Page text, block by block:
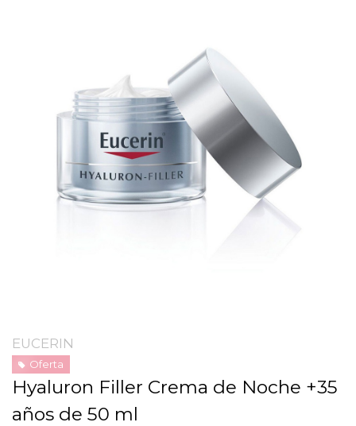
EUCERIN
Oferta
Hyaluron Filler Crema de Noche +35
años de 50 ml